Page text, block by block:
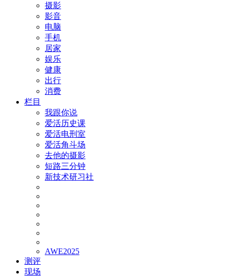
摄影
影音
电脑
手机
居家
娱乐
健康
出行
消费
栏目
我跟你说
爱活历史课
爱活电刑室
爱活角斗场
去他的摄影
短路三分钟
新技术研习社
AWE2025
测评
现场